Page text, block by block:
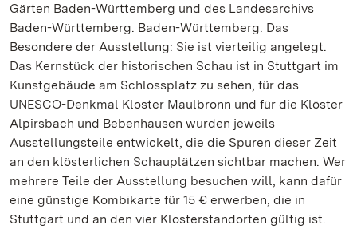
Gärten Baden-Württemberg und des Landesarchivs
Baden-Württemberg. Baden-Württemberg. Das
Besondere der Ausstellung: Sie ist vierteilig angelegt.
Das Kernstück der historischen Schau ist in Stuttgart im
Kunstgebäude am Schlossplatz zu sehen, für das
UNESCO-Denkmal Kloster Maulbronn und für die Klöster
Alpirsbach und Bebenhausen wurden jeweils
Ausstellungsteile entwickelt, die die Spuren dieser Zeit
an den klösterlichen Schauplätzen sichtbar machen. Wer
mehrere Teile der Ausstellung besuchen will, kann dafür
eine günstige Kombikarte für 15 € erwerben, die in
Stuttgart und an den vier Klosterstandorten gültig ist.